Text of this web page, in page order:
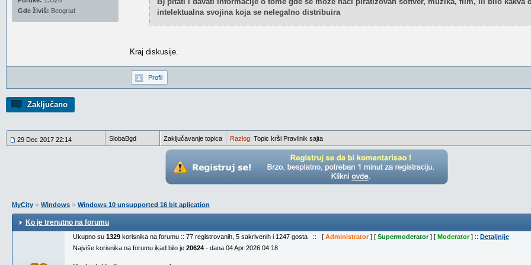
Zaključano
Gde živiš: Beograd
intelektualna svojina koja se nelegalno distribuira
Kraj diskusije.
Profil
29 Dec 2017 22:14 SlobaBgd Zaključavanje topica Razlog: Topic krši Pravilnik sajta
MyCity » Windows » Windows 10 unsupported 16 bit aplication
Ko je trenutno na forumu
Ukupno su 1329 korisnika na forumu :: 77 registrovanih, 5 sakrivenih i 1247 gosta :: [ Administrator] [ Supermoderator] [ Moderator] :: Detaljnije
Najviše korisnika na forumu ikad bilo je 20624 - dana 04 Apr 2026 04:18